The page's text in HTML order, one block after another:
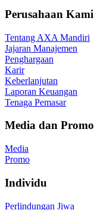
Perusahaan Kami
Tentang AXA Mandiri
Jajaran Manajemen
Penghargaan
Karir
Keberlanjutan
Laporan Keuangan
Tenaga Pemasar
Media dan Promo
Media
Promo
Individu
Perlindungan Jiwa